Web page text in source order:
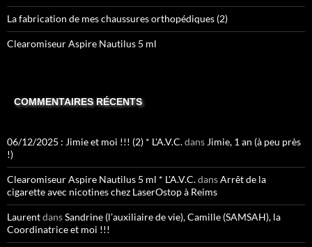
La fabrication de mes chaussures orthopédiques (2)
Clearomiseur Aspire Nautilus 5 ml
COMMENTAIRES RÉCENTS
06/12/2025 : Jimie et moi !!! (2) * L'A.V.C.dans Jimie, 1 an (à peu près
!)
Clearomiseur Aspire Nautilus 5 ml * L'A.V.C.dansArrêt de la
cigarette avec nicotines chez LaserOstop à Reims
LaurentdansSandrine (l’auxiliaire de vie), Camille (SAMSAH), la
Coordinatrice et moi !!!